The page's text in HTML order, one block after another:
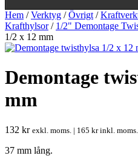
Hem /Verktyg /Övrigt /
Krafthylsor/ 1/2" Demontage
1/2 x 12 mm
Demontage
mm
132 kr exkl. moms. | 165 krinkl. moms.
37 mm lång.